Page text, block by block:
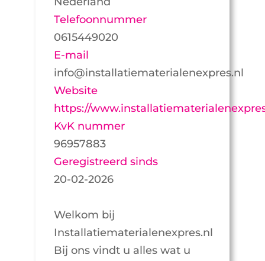
Telefoonnummer
0615449020
E-mail
info@installatiematerialenexpres.nl
Website
https://
KvK nummer
96957883
Geregistreerd sinds
20-02-2026
Welkom bij
Installatiematerialenexpres.nl
Bij ons vindt u alles wat u